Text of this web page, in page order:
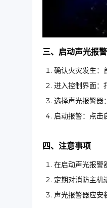
三、启动声光报
确认火灾发生：
进入控制界面：
选择声光报警器
启动报警：点击
四、注意事项
在启动声光报警
定期对消防主机
声光报警器应安